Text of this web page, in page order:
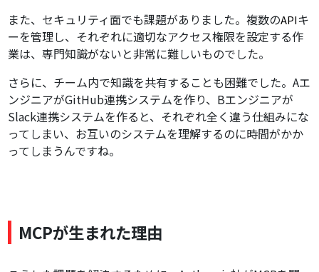
また、セキュリティ面でも課題がありました。複数のAPIキ
ーを管理し、それぞれに適切なアクセス権限を設定する作
業は、専門知識がないと非常に難しいものでした。
さらに、チーム内で知識を共有することも困難でした。Aエ
ンジニアがGitHub連携システムを作り、Bエンジニアが
Slack連携システムを作ると、それぞれ全く違う仕組みにな
ってしまい、お互いのシステムを理解するのに時間がかか
ってしまうんですね。
MCPが生まれた理由